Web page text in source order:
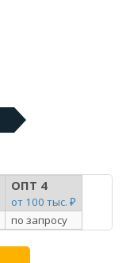
ОПТ 4
от 100 тыс. ₽
по запросу